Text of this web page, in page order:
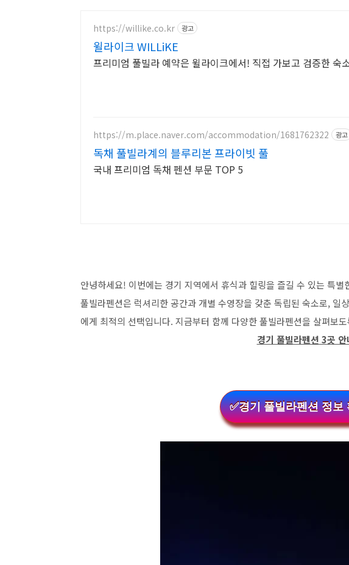
https://willike.co.kr 광고
윌라이크 WILLiKE
프리미엄 풀빌라 예약은 윌라이크에서! 직접 가보고 검증한 숙
https://m.place.naver.com/accommodation/1681762322 광고
독채 풀빌라계의 블루리본 프라이빗 풀
국내 프리미엄 독채 펜션 부문 TOP 5
안녕하세요! 이번에는 경기 지역에서 휴식과 힐링을 즐길 수 있는 특
풀빌라펜션은 럭셔리한 공간과 개별 수영장을 갖춘 독립된 숙소로, 일
에게 최적의 선택입니다. 지금부터 함께 다양한 풀빌라펜션을 살펴보
경기 풀빌라펜션 3곳 안
✅경기 풀빌라펜션 정보